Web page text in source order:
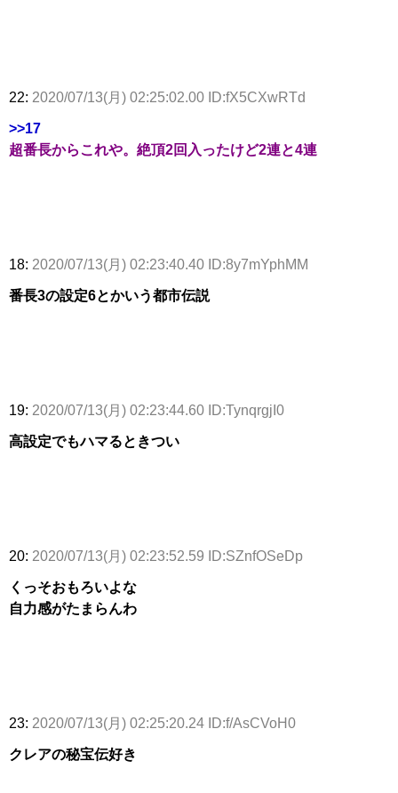
22: 2020/07/13(月) 02:25:02.00 ID:fX5CXwRTd
>>17
超番長からこれや。絶頂2回入ったけど2連と4連
18: 2020/07/13(月) 02:23:40.40 ID:8y7mYphMM
番長3の設定6とかいう都市伝説
19: 2020/07/13(月) 02:23:44.60 ID:TynqrgjI0
高設定でもハマるときつい
20: 2020/07/13(月) 02:23:52.59 ID:SZnfOSeDp
くっそおもろいよな
自力感がたまらんわ
23: 2020/07/13(月) 02:25:20.24 ID:f/AsCVoH0
クレアの秘宝伝好き